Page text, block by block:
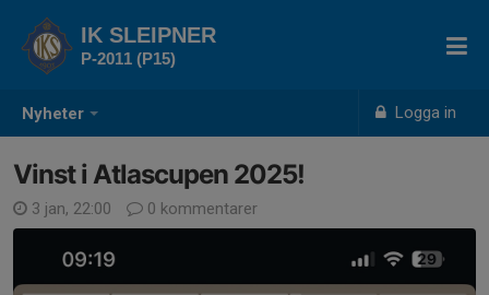
Nyheter Logga in
IK SLEIPNER
P-2011 (P15)
Vinst i Atlascupen 2025!
3 jan, 22:00 0 kommentarer